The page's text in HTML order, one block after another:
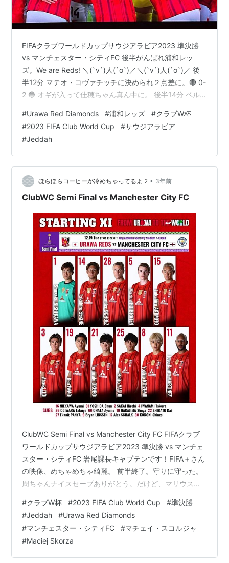
FIFAクラブワールドカップサウジアラビア2023 準決勝
vs マンチェスター・シティFC 後半がんばれ浦和レッ
ズ。We are Reds! ＼(`v`)人(`o`)／＼(`v`)人(`o`)／ 後
半12分 マテオ・コヴァチッチに決められ２点差に。🔴 0-
2 🔵 オギが入って佳穂ちゃん真ん中に。 後半14分 ベル
つもシティが… 悔しいほど上手いシティ。悔しいほど何
から何まで上回っているのがわかった。さすがヨーロッ
パ王者です。 シティ相手に周ちゃんのナイスセーブで失
点２だったのはすごいわ。 試合終了。🔴 0-3 🔵 90分
（試合前からだ…
#Urawa Red Diamonds #浦和レッズ #クラブW杯
#2023 FIFA Club World Cup #サウジアラビア
#Jeddah
ほらほらコーヒーが冷めちゃってるよ 2 • 3年前
ClubWC Semi Final vs Manchester City FC
ClubWC Semi Final vs Manchester City FC FIFAクラブ
ワールドカップサウジアラビア2023 準決勝 vs マンチェ
スター・シティFC 岩尾課長キャプテンです！FIFA＋さん
の映像、めちゃめちゃ綺麗。 前半終了。守りに守った。
周ちゃんナイスセーブありがとう。だけど、マリウス
った。＝シティはゴールしていない。 後半、逆転しよ
う。マリウス、ドンマイ。仕方ないよーー。 「酒井宏樹
キャプテンは前日練習後、強豪を倒したドイツ戦やスペ
イン戦と順当に負けた試合との違いは「失点した後のリ
アクション。試合を壊…
#クラブW杯 #2023 FIFA Club World Cup #準決勝
#Jeddah #Urawa Red Diamonds
#マンチェスター・シティFC #マチェイ・スコルジャ
#Maciej Skorza